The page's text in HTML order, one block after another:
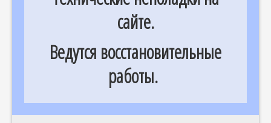
сайте.
Ведутся восстановительные
работы.